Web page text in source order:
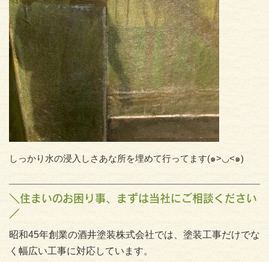
しっかり水の浸入しさあな所を埋めて行ってます(๑>◡<๑)
＼住まいのお困り事、まずは当社にご相談ください
／
昭和45年創業の酒井塗装株式会社では、塗装工事だけでな
く幅広い工事に対応しています。